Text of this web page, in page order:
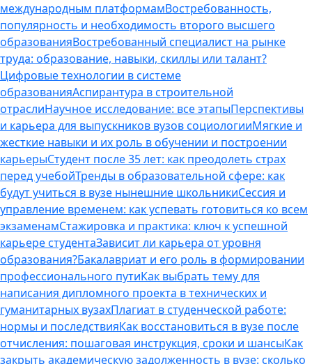
международным платформамВостребованность,
популярность и необходимость второго высшего
образованияВостребованный специалист на рынке
труда: образование, навыки, скиллы или талант?
Цифровые технологии в системе
образованияАспирантура в строительной
отраслиНаучное исследование: все этапыПерспективы
и карьера для выпускников вузов социологииМягкие и
жесткие навыки и их роль в обучении и построении
карьерыСтудент после 35 лет: как преодолеть страх
перед учебойТренды в образовательной сфере: как
будут учиться в вузе нынешние школьникиСессия и
управление временем: как успевать готовиться ко всем
экзаменамСтажировка и практика: ключ к успешной
карьере студентаЗависит ли карьера от уровня
образования?Бакалавриат и его роль в формировании
профессионального путиКак выбрать тему для
написания дипломного проекта в технических и
гуманитарных вузахПлагиат в студенческой работе:
нормы и последствияКак восстановиться в вузе после
отчисления: пошаговая инструкция, сроки и шансыКак
закрыть академическую задолженность в вузе: сколько